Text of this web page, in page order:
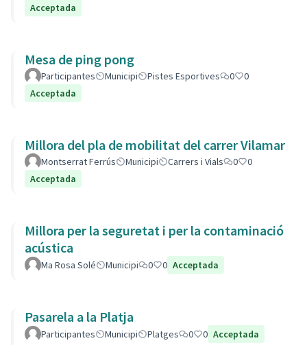
Acceptada
Mesa de ping pong
Participantes Municipi Pistes Esportives 0
0
Acceptada
Millora del pla de mobilitat del carrer Vilamar
Montserrat Ferrús Municipi Carrers i Vials 0
0
Acceptada
Millora per la seguretat i per la contaminació
acústica
Ma Rosa Solé Municipi 0 0 Acceptada
Pasarela a la Platja
Participantes Municipi Platges 0 0 Acceptada